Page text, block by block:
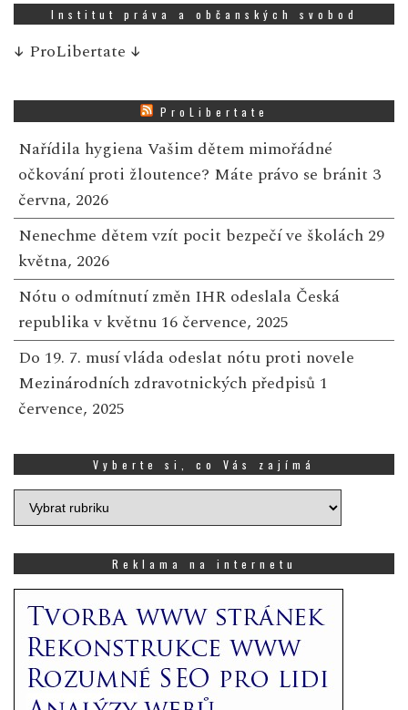
Institut práva a občanských svobod
↓ ProLibertate ↓
ProLibertate
Nařídila hygiena Vašim dětem mimořádné
očkování proti žloutence? Máte právo se bránit 3
června, 2026
Nenechme dětem vzít pocit bezpečí ve školách 29
května, 2026
Nótu o odmítnutí změn IHR odeslala Česká
republika v květnu 16 července, 2025
Do 19. 7. musí vláda odeslat nótu proti novele
Mezinárodních zdravotnických předpisů 1
července, 2025
Vyberte si, co Vás zajímá
Vyberte
si,
zajímá
Reklama na internetu